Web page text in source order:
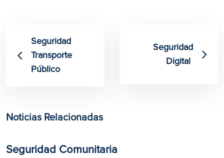
Seguridad
Transporte
Público
​​Seguridad
Digital​
Noticias Relacionadas
Seguridad Comunitaria